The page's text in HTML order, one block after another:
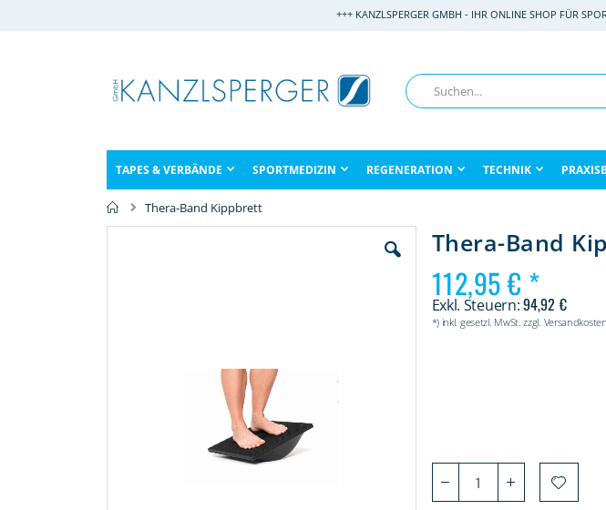
+++ KANZLSPERGER GMBH - IHR ONLINE SHOP FÜR
Suche
TAPES & VERBÄNDE SPORTMEDIZIN REGENERATION TECHNIK
Thera-Band Kippbrett
Thera-Band
112,95 €
94,92 €
*) inkl. gesetzl. MwSt. zzgl. Versandkosten